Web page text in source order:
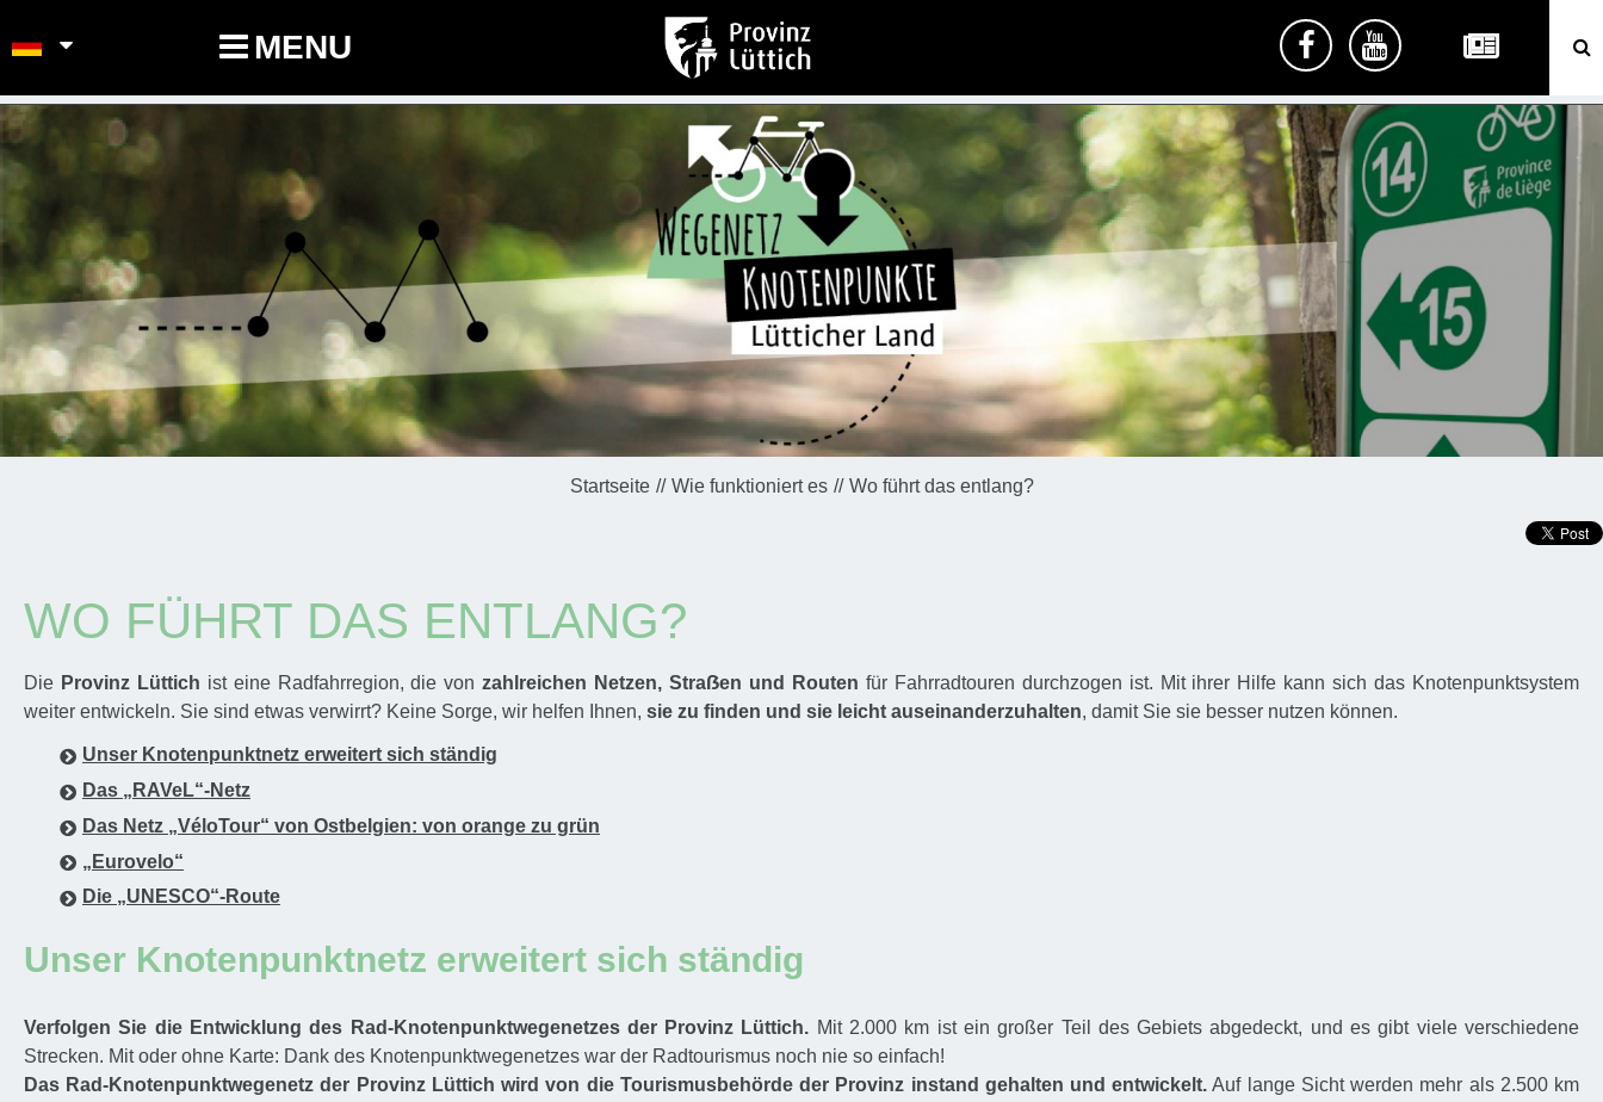
MENU
Startseite Wie funktioniert es Wo führt das entlang?
WO FÜHRT DAS ENTLANG?
Die Provinz Lüttich ist eine Radfahrregion, die vonzahlreichen Netzen, Straẞen und Routen für Fahrradtouren durchzogen ist. Mit ihrer Hilfe kann sich das Knotenpunktsystem
weiter entwickeln. Sie sind etwas verwirrt? Keine Sorge, wir helfen Ihnen, sie zu finden und sie leicht auseinanderzuhalten, damit Sie sie besser nutzen können.
Unser Knotenpunktnetz erweitert sich ständig
Das „RAVeL“-Netz
Das Netz „VéloTour“ von Ostbelgien: von orange zu grün
„Eurovelo“
Die „UNESCO“-Route
Unser Knotenpunktnetz erweitert sich ständig
Verfolgen Sie die Entwicklung des Rad-Knotenpunktwegenetzes der Provinz Lüttich. Mit 2.000 km ist ein großer Teil des Gebiets abgedeckt, und es gibt viele verschiedene
Strecken. Mit oder ohne Karte: Dank des Knotenpunktwegenetzes war der Radtourismus noch nie so einfach!
Das Rad-Knotenpunktwegenetz der Provinz Lüttich wird von die Tourismusbehörde der Provinz instand gehalten und entwickelt. Auf lange Sicht werden mehr als 2.500 km